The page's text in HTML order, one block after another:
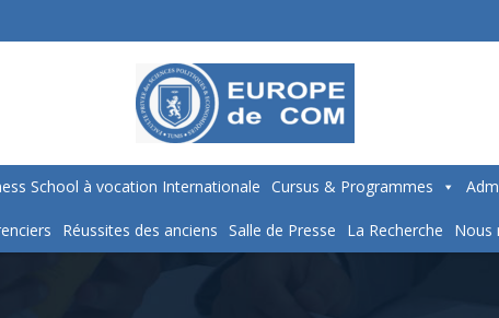
School à vocation Internationale Cursus & Programmes
Réussites des anciens Salle de Presse La Recherche Nous